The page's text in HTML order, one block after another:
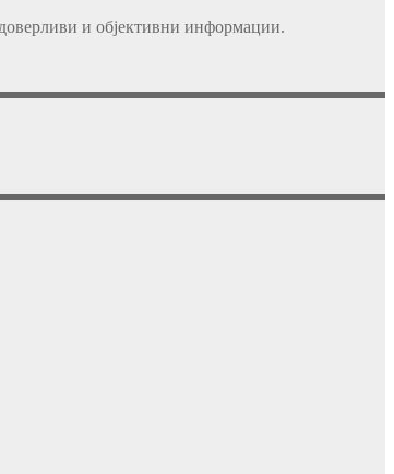
и објективни информации.